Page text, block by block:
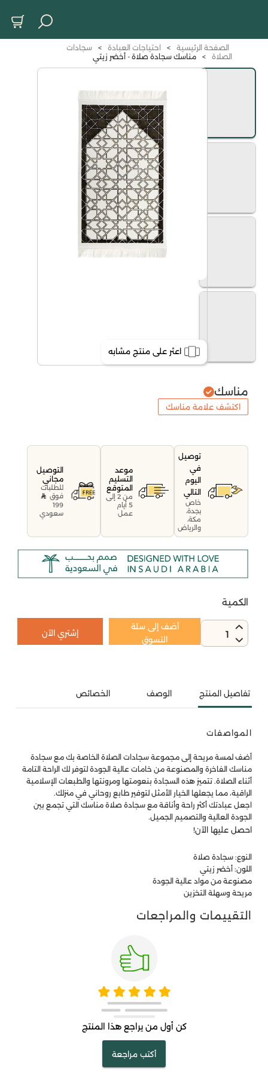
الصفحة الرئيسية > احتياجات العبادة >
سجادات
الصلاة
> مناسك سجادة صلاة - أخضر زيتي
اعثر على منتج مشابه
مناسك
اكتشف علامة مناسك
توصيل
في
اليوم
التالي
خاص
بجدة،
مكة،
والرياض
موعد
التسليم
المتوقع
من 2 إلى
5 أيام
عمل
التوصيل
مجاني
للطلبات
فوق
199
سعودي
الكمية
1
أضف إلى سلة
التسوق
إشتري الآن
تفاصيل المنتج الوصف الخصائص
المواصفات
أضف لمسة مريحة إلى مجموعة سجادات الصلاة الخاصة بك مع سجادة
مناسك الفاخرة والمصنوعة من خامات عالية الجودة لتوفر لك الراحة التامة
أثناء الصلاة. تتميز هذه السجادة بنعومتها ومرونتها والطبعات الإسلامية
الراقية، مما يجعلها الخيار الأمثل لتوفير طابع روحاني في منزلك.
اجعل عبادتك أكثر راحة وأناقة مع سجادة صلاة مناسك التي تجمع بين
الجودة العالية والتصميم الجميل.
احصل عليها الآن!
النوع: سجادة صلاة
اللون: أخضر زيتي
مصنوعة من مواد عالية الجودة
مريحة وسهلة التخزين
التقييمات والمراجعات
كن أول من يراجع هذا المنتج
أكتب مراجعة